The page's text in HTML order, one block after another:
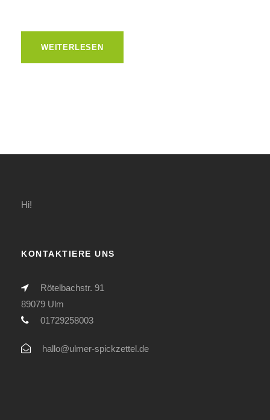
WEITERLESEN
Hi!
KONTAKTIERE UNS
Rötelbachstr. 91
89079 Ulm
01729258003
hallo@ulmer-spickzettel.de